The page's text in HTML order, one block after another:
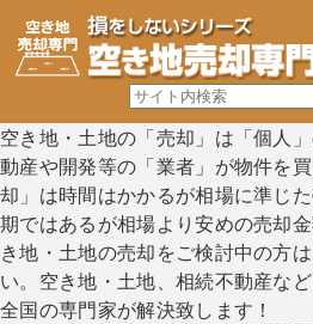
空き地・土地の「売却」は「個人
動産や開発等の「業者」が物件を
却」は時間はかかるが相場に準じ
期ではあるが相場より安めの売却
き地・土地の売却をご検討中の方
い。空き地・土地、相続不動産な
全国の専門家が解決致します！